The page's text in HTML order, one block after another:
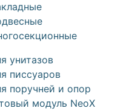
унитазов
писсуаров
поручней и опор
модуль NeoX